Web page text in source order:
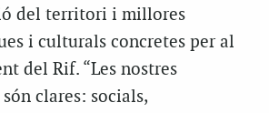
del territori i millores
i culturals concretes per al
del Rif. “Les nostres
clares: socials,